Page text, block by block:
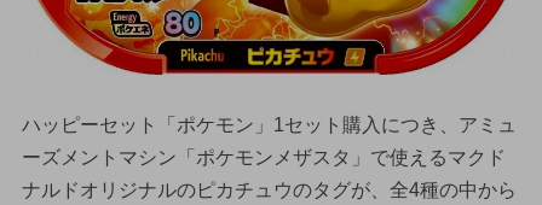
ハッピーセット「ポケモン」1セット購入につき、アミュ
ーズメントマシン「ポケモンメザスタ」で使えるマクド
ナルドオリジナルのピカチュウのタグが、全4種の中から